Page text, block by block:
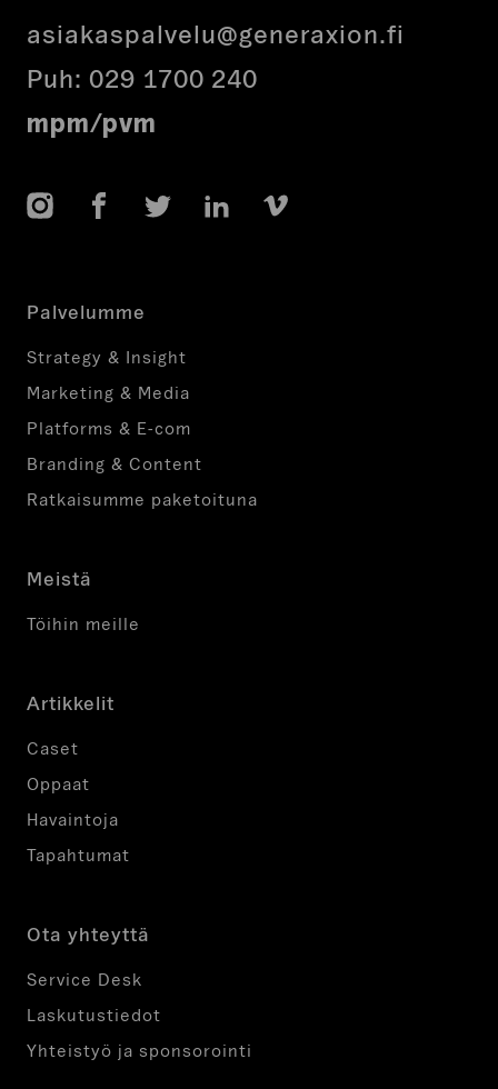
asiakaspalvelu@generaxion.fi
Puh: 029 1700 240
mpm/pvm
InstagramFacebookTwitter LinkedIn
Palvelumme
Strategy & Insight
Marketing & Media
Platforms & E-com
Branding & Content
Ratkaisumme paketoituna
Meistä
Töihin meille
Artikkelit
Caset
Oppaat
Havaintoja
Tapahtumat
Ota yhteyttä
Service Desk
Laskutustiedot
Yhteistyö ja sponsorointi